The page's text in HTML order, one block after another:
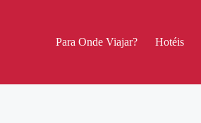
Para Onde Viajar? Hotéis